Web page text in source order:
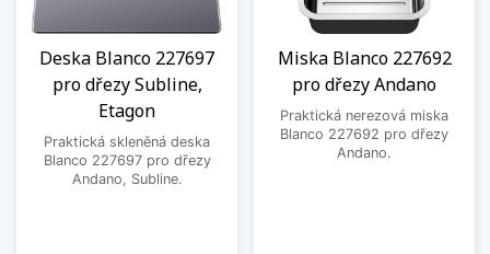
Deska Blanco 227697
pro dřezy Subline,
Etagon
Praktická skleněná deska
Blanco 227697 pro dřezy
Andano, Subline.
Miska Blanco 227692
pro dřezy Andano
Praktická nerezová miska
Blanco 227692 pro dřezy
Andano.